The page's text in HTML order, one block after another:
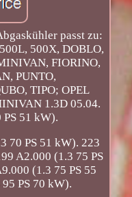
passt zu:
500X, DOBLO,
FIORINO,
PUNTO,
TIPO; OPEL
1.3D 05.04.
51 kW).
70 PS 51 kW). 223
A2.000 (1.3 75 PS
(1.3 75 PS 55
PS 70 kW).